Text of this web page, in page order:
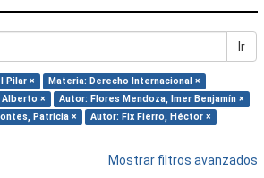
Ir
Pilar ×
Materia: Derecho Internacional ×
Alberto ×
Autor: Flores Mendoza, Imer Benjamín ×
Patricia ×
Autor: Fix Fierro, Héctor ×
Mostrar filtros avanzados